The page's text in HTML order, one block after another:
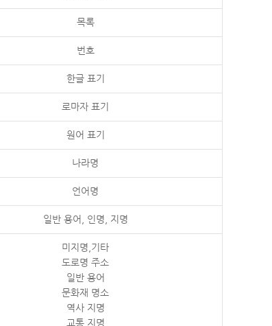
목록
번호
한글 표기
로마자 표기
원어 표기
나라명
언어명
일반 용어, 인명, 지명
미지명,기타
도로명 주소
일반 용어
문화재 명소
역사 지명
교통 지명